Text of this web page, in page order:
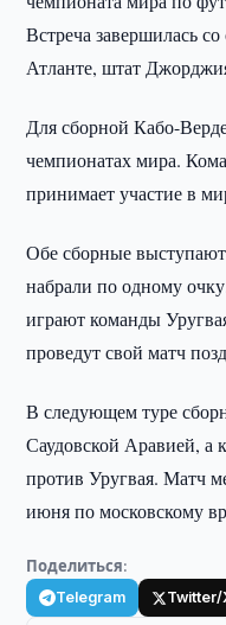
Встреча завершилась
Атланте, штат
Для сборной Кабо-
чемпионатах мира.
принимает участие в
Обе сборные
набрали по одному
играют команды
проведут свой матч
В следующем туре
Саудовской Аравией, а
против Уругвая. Матч
июня по московскому
Поделиться:
Telegram Twitter/